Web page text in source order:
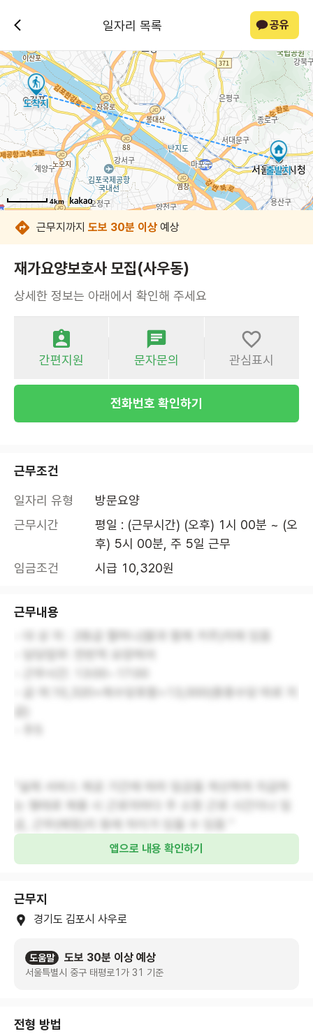
일자리 목록 공유
4km
4km
4km
4km
4km
4km
4km
4km
근무지까지 도보 30분 이상 예상
재가요양보호사 모집(사우동)
상세한 정보는 아래에서 확인해 주세요
간편지원 문자문의 관심표시
전화번호 확인하기
근무조건
일자리 유형
방문요양
근무시간
평일 : (근무시간) (오후) 1시 00분 ~ (오
후) 5시 00분, 주 5일 근무
임금조건
시급 10,320원
근무내용
앱으로 내용 확인하기
근무지
경기도 김포시 사우로
도움말 도보 30분 이상 예상
서울특별시 중구 태평로1가 31 기준
전형 방법